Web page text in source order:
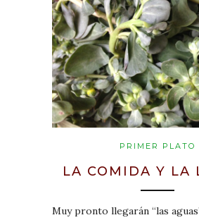
PRIMER PLATO
LA COMIDA Y LA
Muy pronto llegarán “las